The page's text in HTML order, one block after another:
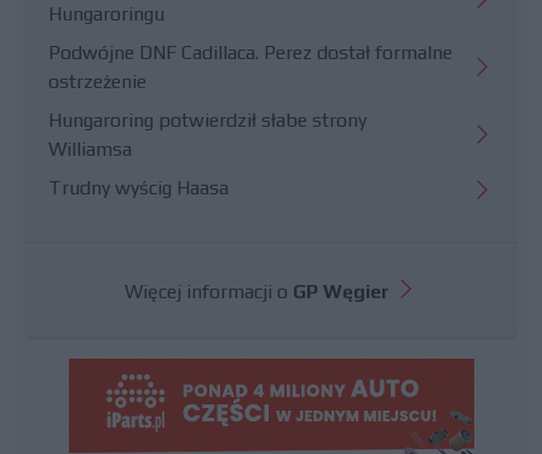
Hungaroringu
Podwójne DNF Cadillaca. Perez dostał formalne
ostrzeżenie
Hungaroring potwierdził słabe strony
Williamsa
Trudny wyścig Haasa
Więcej informacji o GP Węgier